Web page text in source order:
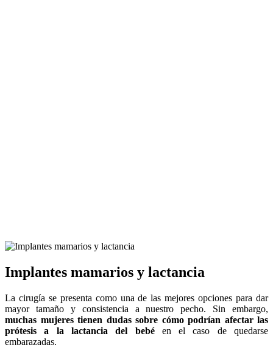
Implantes mamarios y lactancia
La cirugía se presenta como una de las mejores opciones para dar
mayor tamaño y consistencia a nuestro pecho. Sin embargo,
muchas mujeres tienen dudas sobre cómo podrían afectar las
prótesis a la lactancia del bebéen el caso de quedarse
embarazadas.